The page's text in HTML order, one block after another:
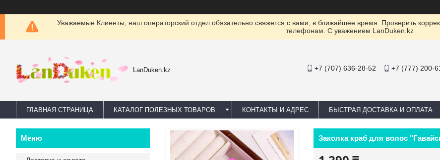
Уважаемые Клиенты, наш операторский отдел обязательно свяжется с вами, в ближайшее время. Проверить
телефонам. С уважением LanDuken.kz
LanDuken.kz +7 (707) 636-28-52 +7 (777) 200-
ГЛАВНАЯ СТРАНИЦА КАТАЛОГ ПОЛЕЗНЫХ ТОВАРОВ КОНТАКТЫ И АДРЕС БЫСТРАЯ ДОСТАВКА И ОПЛАТА
Заколка краб для волос